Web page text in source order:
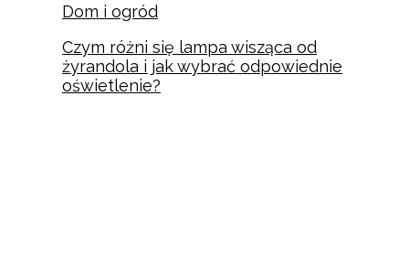
Dom i ogród
Czym różni się lampa wisząca od
żyrandola i jak wybrać odpowiednie
oświetlenie?